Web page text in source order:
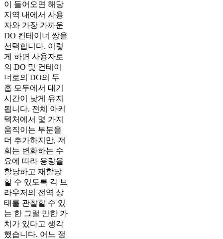
이 들어오면 해당
지역 내에서 사용
자와 가장 가까운
DO 컨테이너 쌍을
선택합니다. 이렇
게 하면 사용자로
의 DO 및 컨테이
너로의 DO의 두
홉 모두에서 대기
시간이 낮게 유지
됩니다. 전체 아키
텍처에서 몇 가지
움직이는 부분을
더 추가하지만, 저
희는 변화하는 수
요에 따라 용량을
할당하고 재할당
할 수 있도록 각 브
라우저의 전역 상
태를 관찰할 수 있
는 한 그럴 만한 가
치가 있다고 생각
했습니다. 어느 정